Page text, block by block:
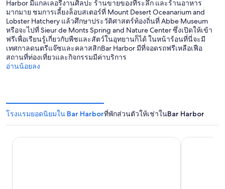
Harbor มีแกลเลอรี่งานศิลปะ ร้านขายของที่ระลึก และร้านอาหาร
มากมาย ชมการเลี้ยงล็อบสเตอร์ที่ Mount Desert Oceanarium and
Lobster Hatchery แล้วศึกษาประวัติศาสตร์ท้องถิ่นที่ Abbe Museum
หรือจะไปที่ Sieur de Monts Spring and Nature Center ซึ่งเปิดให้เข้า
ฟรีเพื่อเรียนรู้เกี่ยวกับพืชและสัตว์ในอุทยานก็ได้ ในหน้าร้อนที่นี่จะมี
เทศกาลดนตรีแจ๊ซและคลาสสิกBar Harbor มีที่จอดรถฟรีเหลือเฟือ
สถานที่ท่องเที่ยวและกิจกรรมมีค่าบริการ
อ่านน้อยลง
โรงแรมยอดนิยมใน Bar Harborที่พักส่วนตัวให้เช่าในBar Harbor
โรงแรม Holiday Inn Resort Bar Harbor - Acadia Natl Park
ซีไซเดอร์ โ